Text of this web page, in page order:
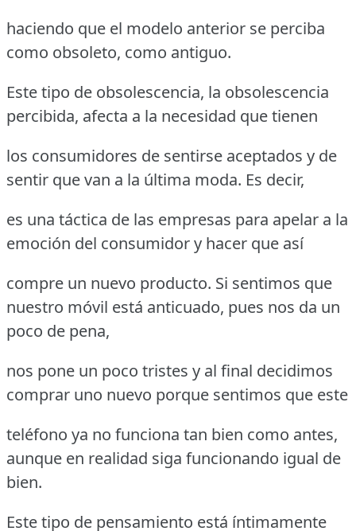
haciendo que el modelo anterior se perciba
como obsoleto, como antiguo.
Este tipo de obsolescencia, la obsolescencia
percibida, afecta a la necesidad que tienen
los consumidores de sentirse aceptados y de
sentir que van a la última moda. Es decir,
es una táctica de las empresas para apelar a la
emoción del consumidor y hacer que así
compre un nuevo producto. Si sentimos que
nuestro móvil está anticuado, pues nos da un
poco de pena,
nos pone un poco tristes y al final decidimos
comprar uno nuevo porque sentimos que este
teléfono ya no funciona tan bien como antes,
aunque en realidad siga funcionando igual de
bien.
Este tipo de pensamiento está íntimamente